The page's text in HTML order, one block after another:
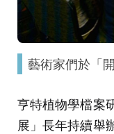
藝術家們於「
亨特植物學檔案
展」長年持續舉